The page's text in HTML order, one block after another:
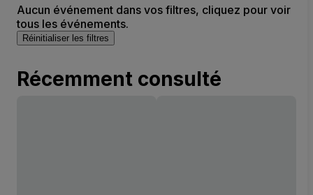
Aucun événement dans vos filtres, cliquez pour voir
tous les événements.
Réinitialiser les filtres
Récemment consulté